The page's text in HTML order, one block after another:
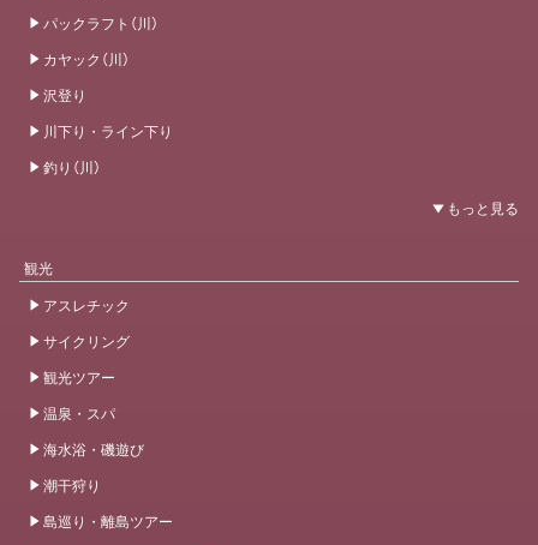
パックラフト（川）
カヤック（川）
沢登り
川下り・ライン下り
釣り（川）
観光
アスレチック
サイクリング
観光ツアー
温泉・スパ
海水浴・磯遊び
潮干狩り
島巡り・離島ツアー